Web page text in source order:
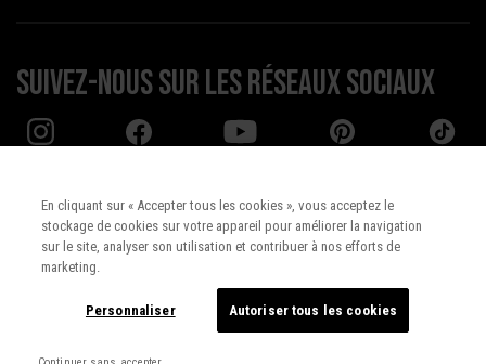
Suivez-nous sur les réseaux sociaux
Pays : UNITED STATES
Français
En cliquant sur « Accepter tous les cookies », vous acceptez le
stockage de cookies sur votre appareil pour améliorer la navigation
sur le site, analyser son utilisation et contribuer à nos efforts de
marketing.
Personnaliser Autoriser tous les cookies